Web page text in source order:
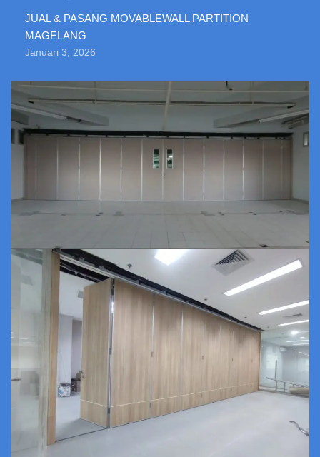
JUAL & PASANG MOVABLEWALL PARTITION
MAGELANG
Januari 3, 2026